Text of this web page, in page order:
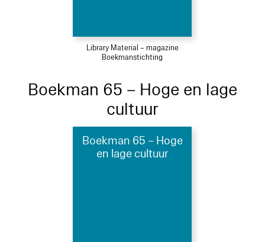
Library Material – magazine
Boekmanstichting
Boekman 65 – Hoge en lage
cultuur
Boekman 65 – Hoge
en lage cultuur